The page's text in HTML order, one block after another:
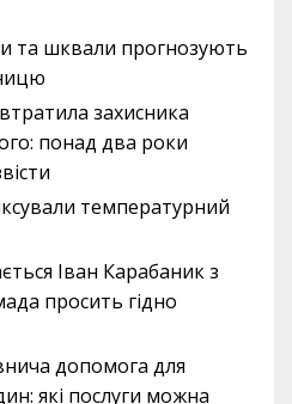
та шквали прогнозують
захисника
понад два роки
температурний
Іван Карабаник з
просить гідно
допомога для
які послуги можна